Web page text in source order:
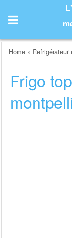
content
Home » Refrigérateur
Frigo